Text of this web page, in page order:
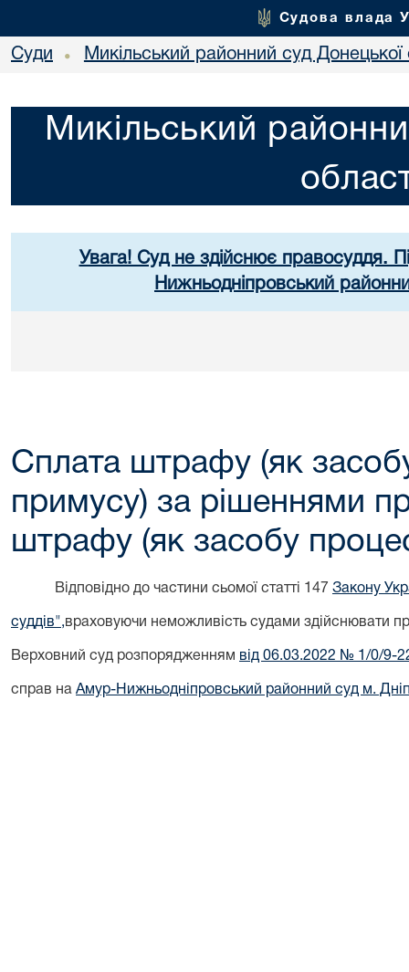
Судова влада
Суди • Микільський районний суд Донецької
Микільський
Увага! Суд не здійснює правосуддя.
Нижньодніпровський
Сплата штрафу (як
примусу) за рішеннями
штрафу (як засобу
Відповідно до частини сьомої статті 147 Закону
суддів", враховуючи неможливість судами здійснювати
Верховний суд розпорядженням від 06.03.2022 № 1/0/9-
справ на Амур-Нижньодніпровський районний суд м.